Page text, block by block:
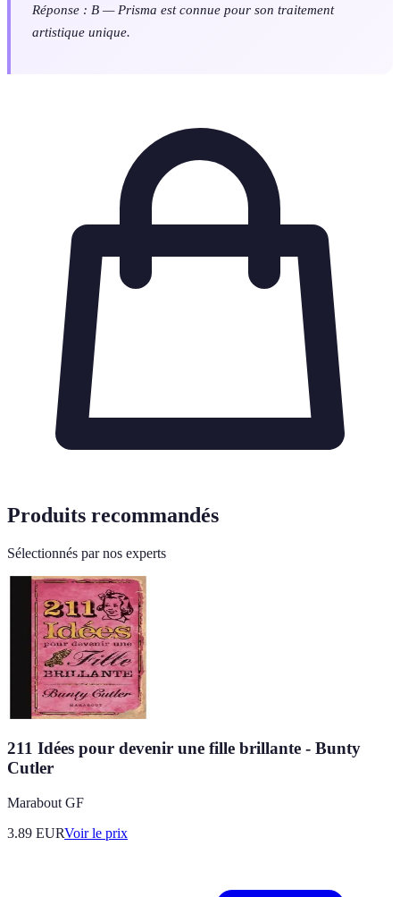
Réponse : B — Prisma est connue pour son traitement
artistique unique.
Produits recommandés
Sélectionnés par nos experts
211 Idées pour devenir une fille brillante - Bunty
Cutler
Marabout GF
3.89 EURVoir le prix